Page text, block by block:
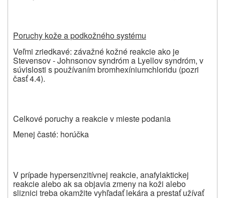
Poruchy kože a podkožného systému
Veľmi zriedkavé: závažné kožné reakcie ako je
Stevensov - Johnsonov syndróm a Lyellov syndróm, v
súvislosti s používaním bromhexíniumchloridu (pozri
časť 4.4).
Celkové poruchy a reakcie v mieste podania
Menej časté: horúčka
V prípade hypersenzitívnej reakcie, anafylaktickej
reakcie alebo ak sa objavia zmeny na koži alebo
sliznici treba okamžite vyhľadať lekára a prestať užívať